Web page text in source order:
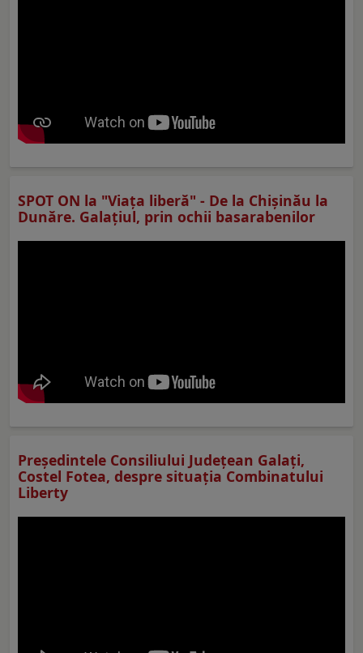
SPOT ON la "Viaţa liberă" - De la Chișinău la
Dunăre. Galațiul, prin ochii basarabenilor
Preşedintele Consiliului Judeţean Galaţi,
Costel Fotea, despre situaţia Combinatului
Liberty